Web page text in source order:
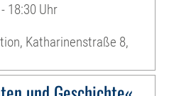
18:30 Uhr
Katharinenstraße 8,